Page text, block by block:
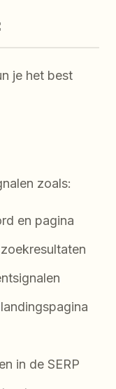
je het best
zoals:
en pagina
in de SERP